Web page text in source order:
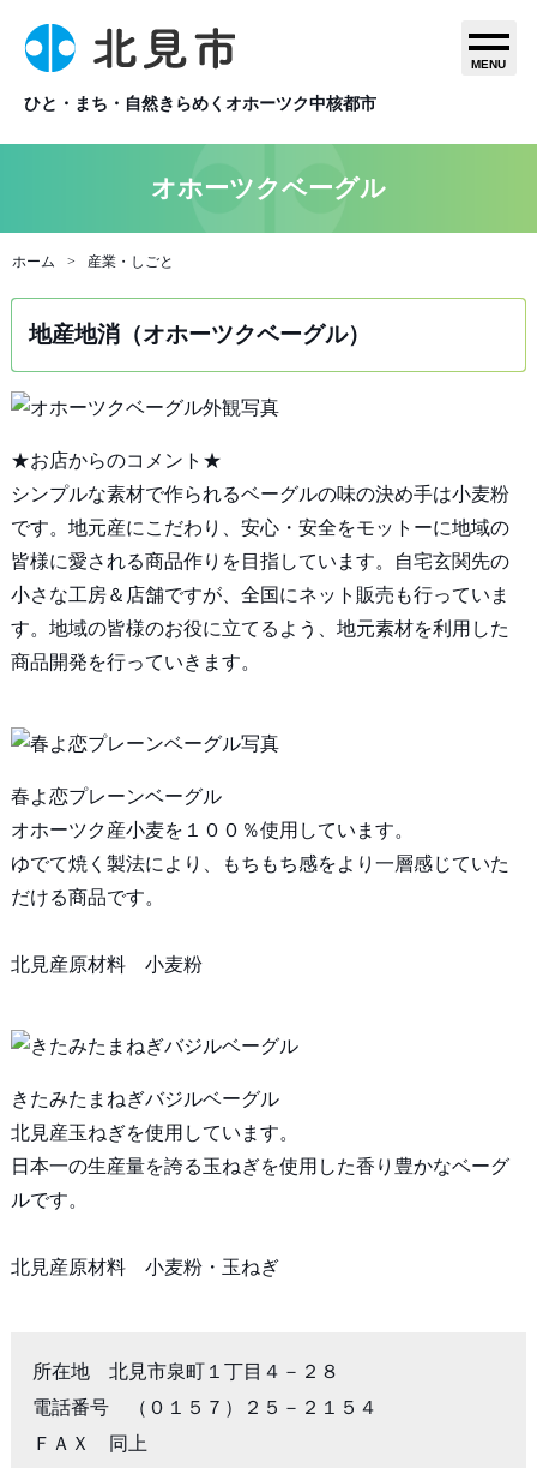
ひと・まち・自然きらめくオホーツク中核都市
MENU
オホーツクベーグル
ホーム 産業・しごと
地産地消（オホーツクベーグル）
★お店からのコメント★
シンプルな素材で作られるベーグルの味の決め手は小麦粉
です。地元産にこだわり、安心・安全をモットーに地域の
皆様に愛される商品作りを目指しています。自宅玄関先の
小さな工房＆店舗ですが、全国にネット販売も行っていま
す。地域の皆様のお役に立てるよう、地元素材を利用した
商品開発を行っていきます。
春よ恋プレーンベーグル
オホーツク産小麦を１００％使用しています。
ゆでて焼く製法により、もちもち感をより一層感じていた
だける商品です。
北見産原材料 小麦粉
きたみたまねぎバジルベーグル
北見産玉ねぎを使用しています。
日本一の生産量を誇る玉ねぎを使用した香り豊かなベーグ
ルです。
北見産原材料 小麦粉・玉ねぎ
所在地　北見市泉町１丁目４－２８
電話番号　（０１５７）２５－２１５４
ＦＡＸ　同上